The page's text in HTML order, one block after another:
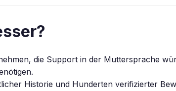
die Support in der Muttersprache
Historie und Hunderten verifizierter